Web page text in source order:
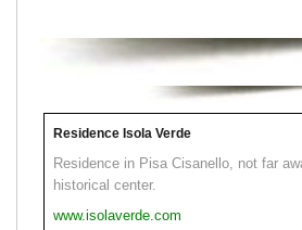
Residence Isola Verde
Residence in Pisa Cisanello, not far
historical center.
www.isolaverde.com